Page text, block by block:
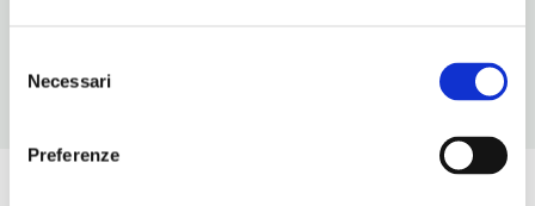
delNecessari
Preferenze